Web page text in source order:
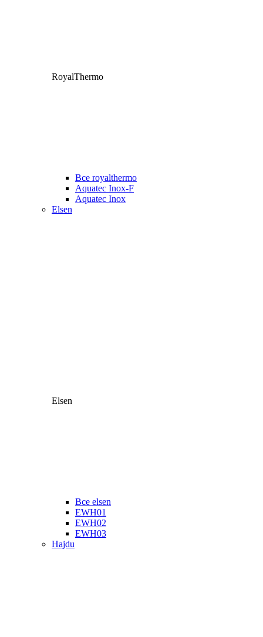
RoyalThermo
Все royalthermo
Aquatec Inox-F
Aquatec Inox
Elsen
Elsen
Все elsen
EWH01
EWH02
EWH03
Hajdu